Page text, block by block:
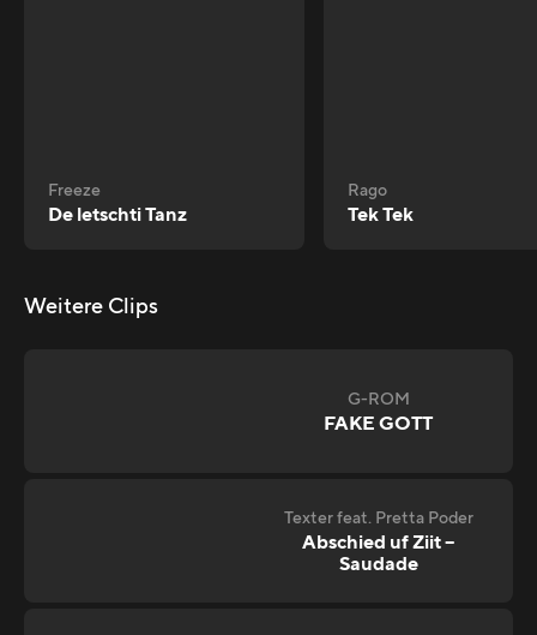
Freeze
De letschti Tanz
Rago
Tek Tek
Weitere Clips
G-ROM
FAKE GOTT
Texter feat. Pretta Poder
Abschied uf Ziit –
Saudade